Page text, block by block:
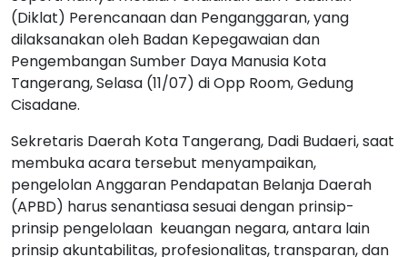
(Diklat) Perencanaan dan Penganggaran, yang
dilaksanakan oleh Badan Kepegawaian dan
Pengembangan Sumber Daya Manusia Kota
Tangerang, Selasa (11/07) di Opp Room, Gedung
Cisadane.
Sekretaris Daerah Kota Tangerang, Dadi Budaeri, saat
membuka acara tersebut menyampaikan,
pengelolan Anggaran Pendapatan Belanja Daerah
(APBD) harus senantiasa sesuai dengan prinsip-
prinsip pengelolaan keuangan negara, antara lain
prinsip akuntabilitas, profesionalitas, transparan, dan